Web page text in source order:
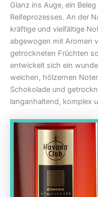
Glanz ins Auge, ein
Reifeprozesses. An der
kräftige und vielfältige
abgewogen mit Aromen
getrockneten Früchten
entwickelt sich ein
weichen, hölzernen
Schokolade und
langanhaltend, komplex